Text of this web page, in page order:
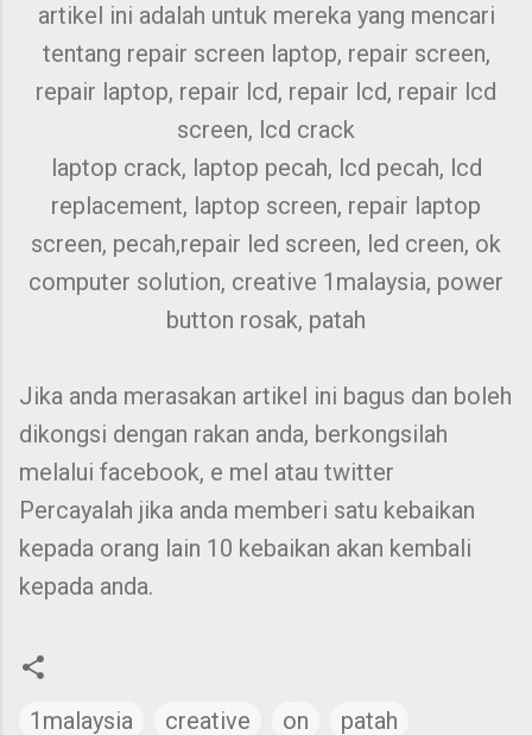
artikel ini adalah untuk mereka yang mencari
tentang repair screen laptop, repair screen,
repair laptop, repair lcd, repair lcd, repair lcd
screen, lcd crack
laptop crack, laptop pecah, lcd pecah, lcd
replacement, laptop screen, repair laptop
screen, pecah,repair led screen, led creen, ok
computer solution, creative 1malaysia, power
button rosak, patah
Jika anda merasakan artikel ini bagus dan boleh
dikongsi dengan rakan anda, berkongsilah
melalui facebook, e mel atau twitter
Percayalah jika anda memberi satu kebaikan
kepada orang lain 10 kebaikan akan kembali
kepada anda.
1malaysia creative on
patah